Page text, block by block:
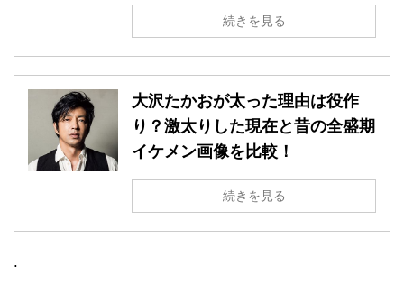
続きを見る
大沢たかおが太った理由は役作
り？激太りした現在と昔の全盛期
イケメン画像を比較！
続きを見る
.